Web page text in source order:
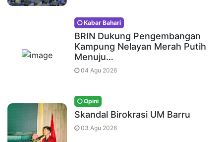
Kabar Bahari
BRIN Dukung Pengembangan
Kampung Nelayan Merah Putih
Menuju…
04 Agu 2026
Opini
Skandal Birokrasi UM Barru
03 Agu 2026